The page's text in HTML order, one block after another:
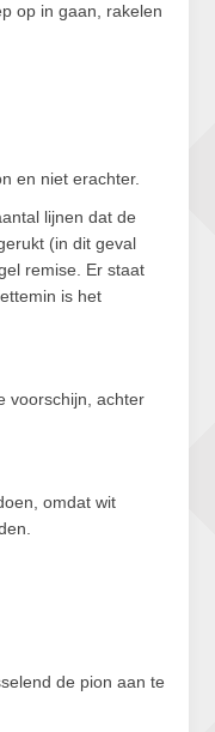
op in gaan, rakelen
en niet erachter.
lijnen dat de
(in dit geval
remise. Er staat
is het
voorschijn, achter
omdat wit
de pion aan te